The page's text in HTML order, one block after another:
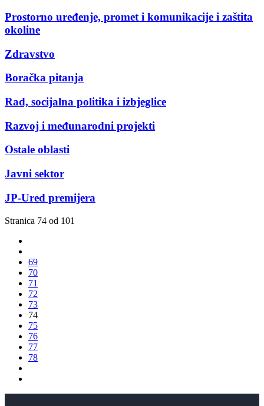
Prostorno uređenje, promet i komunikacije i zaštita
okoline
Zdravstvo
Boračka pitanja
Rad, socijalna politika i izbjeglice
Razvoj i međunarodni projekti
Ostale oblasti
Javni sektor
JP-Ured premijera
Stranica 74 od 101
69
70
71
72
73
74
75
76
77
78